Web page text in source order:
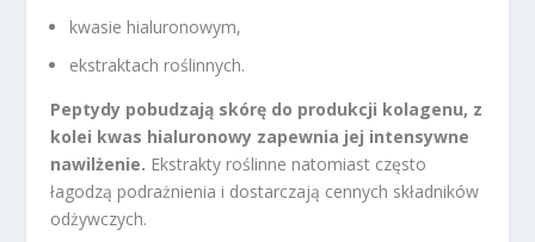
kwasie hialuronowym,
ekstraktach roślinnych.
Peptydy pobudzają skórę do produkcji kolagenu, z
kolei kwas hialuronowy zapewnia jej intensywne
nawilżenie. Ekstrakty roślinne natomiast często
łagodzą podrażnienia i dostarczają cennych składników
odżywczych.